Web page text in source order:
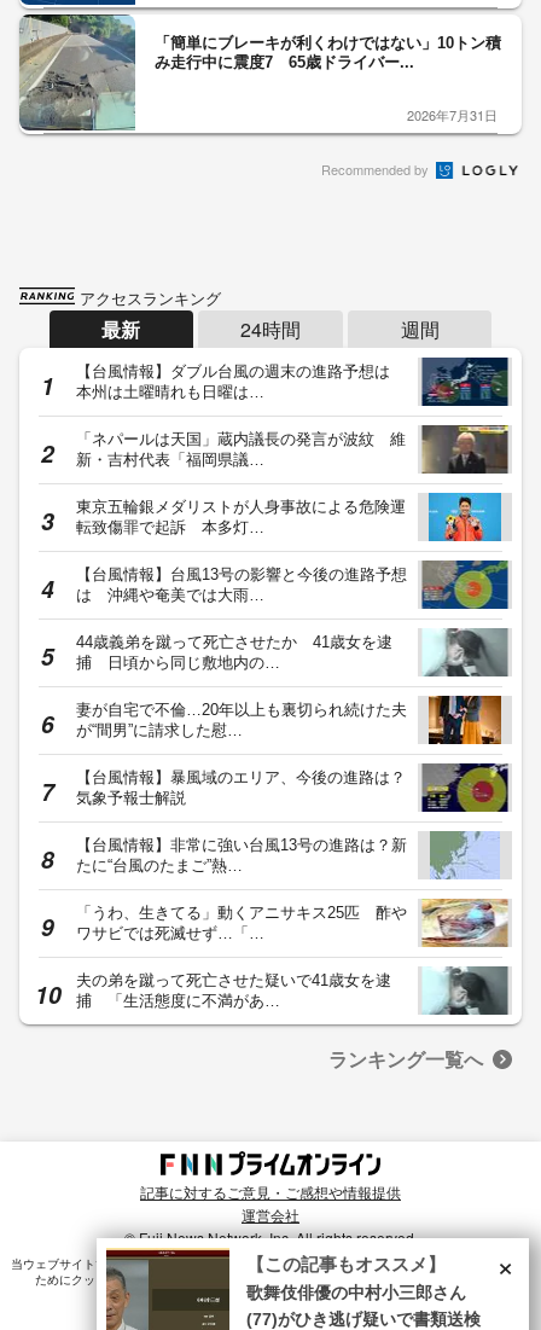
「簡単にブレーキが利くわけではない」10トン積
み走行中に震度7 65歳ドライバー...
2026年7月31日
Recommended by
アクセスランキング
最新 24時間 週間
【台風情報】ダブル台風の週末の進路予想は
本州は土曜晴れも日曜は…
「ネパールは天国」蔵内議長の発言が波紋 維
新・吉村代表「福岡県議…
東京五輪銀メダリストが人身事故による危険運
転致傷罪で起訴 本多灯…
【台風情報】台風13号の影響と今後の進路予想
は 沖縄や奄美では大雨…
44歳義弟を蹴って死亡させたか 41歳女を逮
捕 日頃から同じ敷地内の…
妻が自宅で不倫…20年以上も裏切られ続けた夫
が“間男”に請求した慰…
【台風情報】暴風域のエリア、今後の進路は？
気象予報士解説
【台風情報】非常に強い台風13号の進路は？新
たに“台風のたまご”熱…
「うわ、生きてる」動くアニサキス25匹 酢や
ワサビでは死滅せず…「…
夫の弟を蹴って死亡させた疑いで41歳女を逮
捕 「生活態度に不満があ…
ランキング一覧へ
記事に対するご意見・ご感想や情報提供
運営会社
© Fuji News Network, Inc. All rights reserved.
当ウェブサイトでは、ユーザのニーズ・興味・関⼼に合致したコンテンツや広告配信を提供する
ためにクッキーを使⽤しています。詳細は、
プライバシーポリシー をご確認ください。×
【この記事もオススメ】
歌舞伎俳優の中村小三郎さん
(77)がひき逃げ疑いで書類送検